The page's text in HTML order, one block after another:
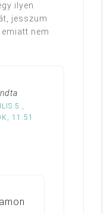
ilyen
jesszum
nem
5.,
11:51